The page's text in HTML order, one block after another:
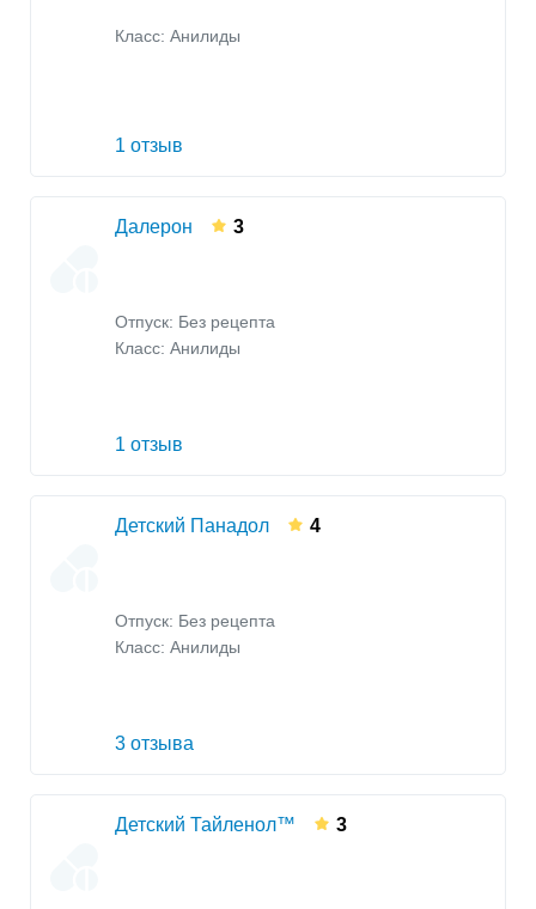
Класс: Анилиды
1 отзыв
Далерон 3
Отпуск: Без рецепта
Класс: Анилиды
1 отзыв
Детский Панадол 4
Отпуск: Без рецепта
Класс: Анилиды
3 отзыва
Детский Тайленол™ 3